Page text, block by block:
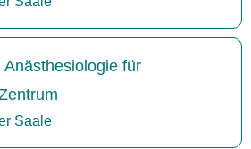
für
Saale